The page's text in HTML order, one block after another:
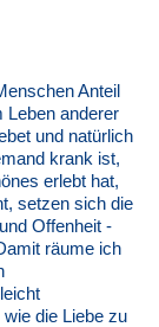
Anteil
Leben anderer
und natürlich
krank ist,
erlebt hat,
setzen sich die
Offenheit -
räume ich
die Liebe zu